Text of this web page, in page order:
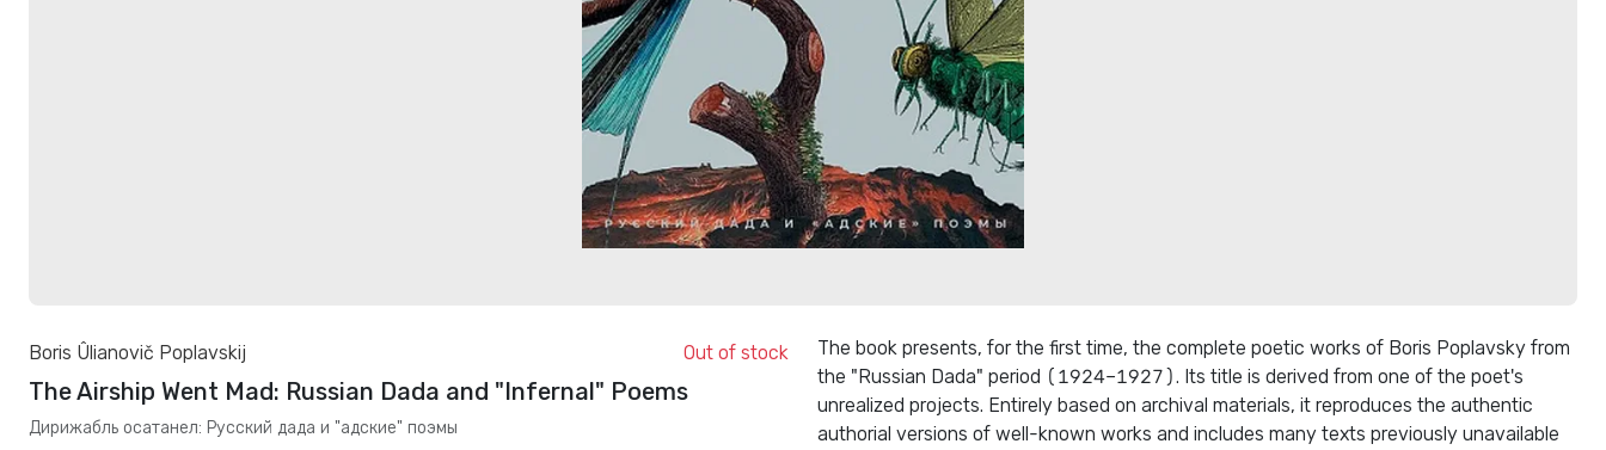
Boris Ûlianovič Poplavskij Out of stock
The Airship Went Mad: Russian Dada and "Infernal" Poems
Дирижабль осатанел: Русский дада и "адские" поэмы
The book presents, for the first time, the complete poetic works of Boris Poplavsky from
the "Russian Dada" period (1924–1927). Its title is derived from one of the poet's
unrealized projects. Entirely based on archival materials, it reproduces the authentic
authorial versions of well-known works and includes many texts previously unavailable